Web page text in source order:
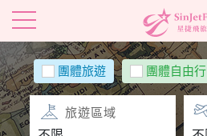
團體旅遊 團體自由行
旅遊區域